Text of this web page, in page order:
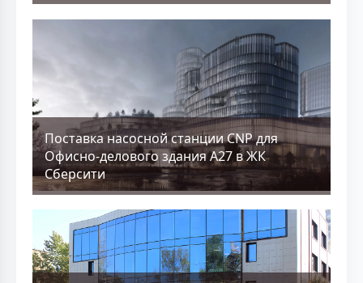
Поставка насосной станции CNP для
Офисно-делового здания А27 в ЖК
Сберсити